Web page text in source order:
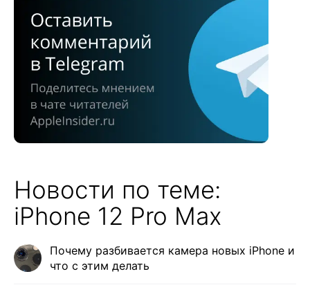
Новости по теме:
iPhone 12 Pro Max
Почему разбивается камера новых iPhone и
что с этим делать